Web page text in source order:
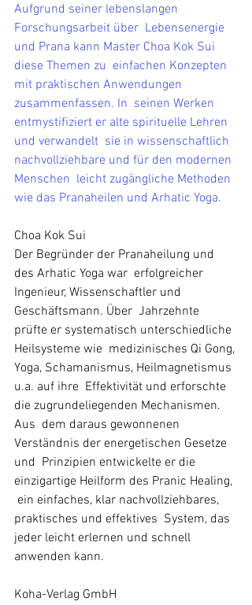
Aufgrund seiner lebenslangen
Forschungsarbeit über  Lebensenergie
und Prana kann Master Choa Kok Sui
diese Themen zu  einfachen Konzepten
mit praktischen Anwendungen
zusammenfassen. In  seinen Werken
entmystifiziert er alte spirituelle Lehren
und verwandelt  sie in wissenschaftlich
nachvollziehbare und für den modernen
Menschen  leicht zugängliche Methoden
wie das Pranaheilen und Arhatic Yoga.
Choa Kok Sui
Der Begründer der Pranaheilung und
des Arhatic Yoga war  erfolgreicher
Ingenieur, Wissenschaftler und
Geschäftsmann. Über  Jahrzehnte
prüfte er systematisch unterschiedliche
Heilsysteme wie  medizinisches Qi Gong,
Yoga, Schamanismus, Heilmagnetismus
u.a. auf ihre  Effektivität und erforschte
die zugrundeliegenden Mechanismen.
Aus  dem daraus gewonnenen
Verständnis der energetischen Gesetze
und  Prinzipien entwickelte er die
einzigartige Heilform des Pranic Healing,
ein einfaches, klar nachvollziehbares,
praktisches und effektives  System, das
jeder leicht erlernen und schnell
anwenden kann.
Koha-Verlag GmbH